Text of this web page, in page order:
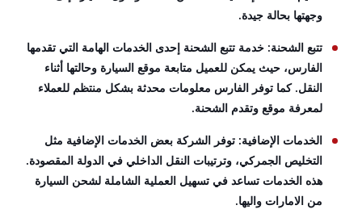
وجهتها بحالة جيدة.
تتبع الشحنة: خدمة تتبع الشحنة إحدى الخدمات الهامة التي تقدمها
الفارس، حيث يمكن للعميل متابعة موقع السيارة وحالتها أثناء
النقل. كما توفر الفارس معلومات محدثة بشكل منتظم للعملاء
لمعرفة موقع وتقدم الشحنة.
الخدمات الإضافية: توفر الشركة بعض الخدمات الإضافية مثل
التخليص الجمركي، وترتيبات النقل الداخلي في الدولة المقصودة.
هذه الخدمات تساعد في تسهيل العملية الشاملة لشحن السيارة
من الامارات واليها.